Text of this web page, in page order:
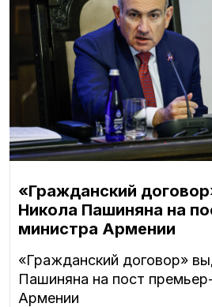
«Гражданский
Никола Пашиняна на
министра Армении
«Гражданский договор»
Пашиняна на пост
Армении